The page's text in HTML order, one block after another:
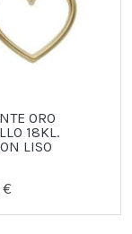
ORO
18KL.
LISO
€